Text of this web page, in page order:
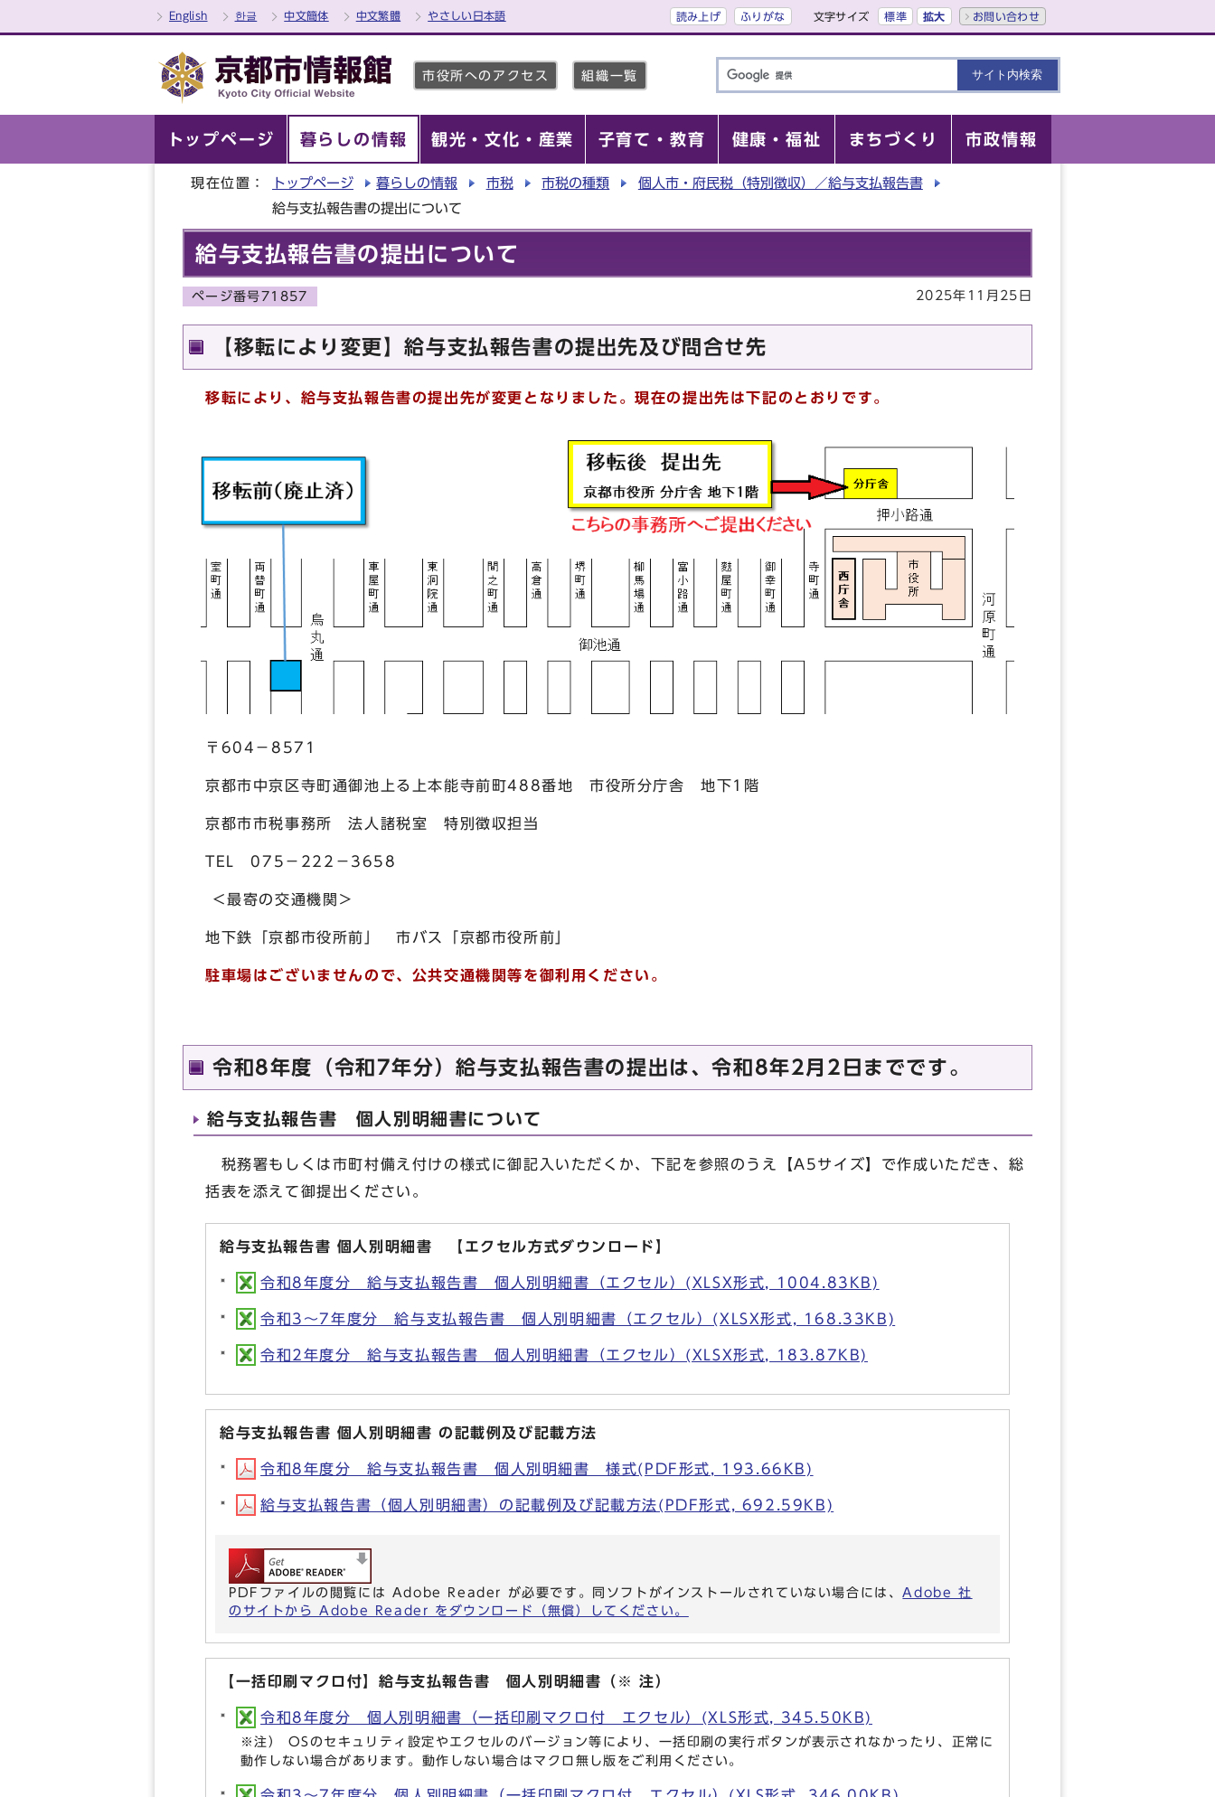
English 한글 中文簡体 中文繁體 やさしい日本語 読み上げ ふりがな 文字サイズ 標準 拡大 お問い合わせ
市役所へのアクセス 組織一覧
トップページ 暮らしの情報 観光・文化・産業 子育て・教育 健康・福祉 まちづくり 市政情報
現在位置： トップページ 暮らしの情報 市税 市税の種類
個人市・府民税（特別徴収）／給与支払報告書
給与支払報告書の提出について
給与支払報告書の提出について
ページ番号71857 2025年11月25日
【移転により変更】給与支払報告書の提出先及び問合せ先
移転により、給与支払報告書の提出先が変更となりました。現在の提出先は下記のとおりです。
〒604－8571
京都市中京区寺町通御池上る上本能寺前町488番地 市役所分庁舎 地下1階
京都市市税事務所 法人諸税室 特別徴収担当
TEL 075－222－3658
＜最寄の交通機関＞
地下鉄「京都市役所前」 市バス「京都市役所前」
駐車場はございませんので、公共交通機関等を御利用ください。
令和8年度（令和7年分）給与支払報告書の提出は、令和8年2月2日までです。
給与支払報告書 個人別明細書について
税務署もしくは市町村備え付けの様式に御記入いただくか、下記を参照のうえ【A5サイズ】で作成いただき、総
括表を添えて御提出ください。
給与支払報告書 個人別明細書 【エクセル方式ダウンロード】
令和8年度分 給与支払報告書 個人別明細書（エクセル）(XLSX形式, 1004.83KB)
令和3～7年度分 給与支払報告書 個人別明細書（エクセル）(XLSX形式, 168.33KB)
令和2年度分 給与支払報告書 個人別明細書（エクセル）(XLSX形式, 183.87KB)
給与支払報告書 個人別明細書 の記載例及び記載方法
令和8年度分 給与支払報告書 個人別明細書 様式(PDF形式, 193.66KB)
給与支払報告書（個人別明細書）の記載例及び記載方法(PDF形式, 692.59KB)
PDFファイルの閲覧には Adobe Reader が必要です。同ソフトがインストールされていない場合には、Adobe 社
のサイトから Adobe Reader をダウンロード（無償）してください。
【一括印刷マクロ付】給与支払報告書 個人別明細書（※ 注）
令和8年度分 個人別明細書（一括印刷マクロ付 エクセル）(XLS形式, 345.50KB)
※注） OSのセキュリティ設定やエクセルのバージョン等により、一括印刷の実行ボタンが表示されなかったり、正常に
動作しない場合があります。動作しない場合はマクロ無し版をご利用ください。